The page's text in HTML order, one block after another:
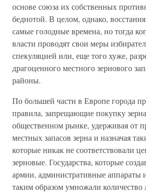
основе союза их собственных
беднотой. В целом, однако,
самые голодные времена, но тогда
власти проводят свои меры
спекуляцией или, еще того хуже,
драгоценного местного зернового
районы.
По большей части в Европе города
правила, запрещающие покупку
общественном рынке, удерживая от
местных запасов зерна и назначая
которые никак не соответствовали
зерновые. Государства, которые
армии, административные аппараты
таким образом умножали количество